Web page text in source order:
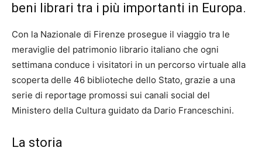
beni librari tra i più importanti in Europa.
Con la Nazionale di Firenze prosegue il viaggio tra le
meraviglie del patrimonio librario italiano che ogni
settimana conduce i visitatori in un percorso virtuale alla
scoperta delle 46 biblioteche dello Stato, grazie a una
serie di reportage promossi sui canali social del
Ministero della Cultura guidato da Dario Franceschini.
La storia